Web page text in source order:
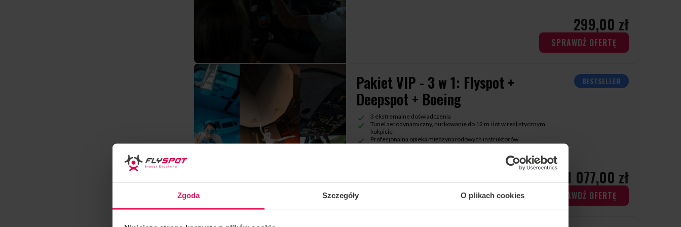
Zgoda Szczegóły O plikach cookies
299,00 zł
SPRAWDŹ OFERTĘ
BESTSELLER
Pakiet VIP - 3 w 1: Flyspot +
Deepspot + Boeing
3 ekstremalne doświadczenia
Tunel aerodynamiczny, nurkowanie do 12 m i lot w realistycznym
kokpicie
Profesjonalna opieka międzynarodowych instruktorów
1 077,00 zł
SPRAWDŹ OFERTĘ